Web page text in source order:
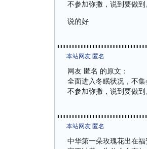
不参加弥撒，说到要做到
说的好
本站网友 匿名
网友 匿名 的原文：
全面进入冬眠状况，不
不参加弥撒，说到要做到
本站网友 匿名
中华第一朵玫瑰花出在